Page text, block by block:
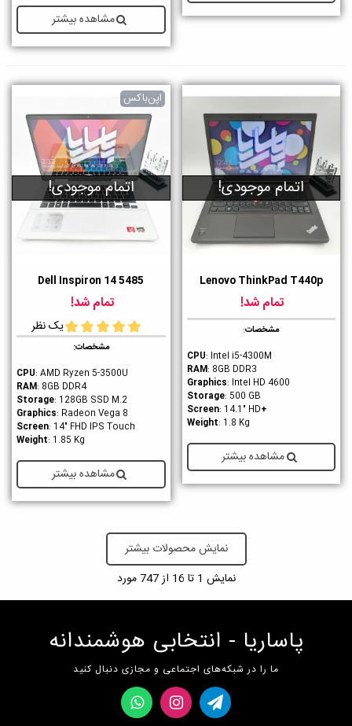
مشاهده بیشتر
اتمام موجودی!
Lenovo ThinkPad T440p
تمام شد!
مشخصات:
CPU: Intel i5-4300M
RAM: 8GB DDR3
Graphics: Intel HD 4600
Storage: 500 GB
+Screen
: 14.1" HD
Weight: 1.8 Kg
مشاهده بیشتر
اپن‌باکس
اتمام موجودی!
Dell Inspiron 14 5485
تمام شد!
یک نظر
مشخصات:
CPU: AMD Ryzen 5-3500U
RAM: 8GB DDR4
Storage: 128GB SSD M.2
Graphics: Radeon Vega 8
Screen: 14" FHD IPS Touch
Weight: 1.85 Kg
مشاهده بیشتر
نمایش محصولات بیشتر
نمایش 1 تا 16 از 747 مورد
پاساریا - انتخابی هوشمندانه
ما را در شبکه‌های اجتماعی و مجازی دنبال کنید